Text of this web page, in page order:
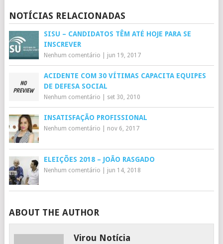
NOTÍCIAS RELACIONADAS
SISU – CANDIDATOS TÊM ATÉ HOJE PARA SE
INSCREVER
Nenhum comentário jun 19, 2017
ACIDENTE COM 30 VÍTIMAS CAPACITA EQUIPES
DE DEFESA SOCIAL
Nenhum comentário set 30, 2010
INSATISFAÇÃO PROFISSIONAL
Nenhum comentário nov 6, 2017
ELEIÇÕES 2018 – JOÃO RASGADO
Nenhum comentário jun 14, 2018
ABOUT THE AUTHOR
Virou Notícia